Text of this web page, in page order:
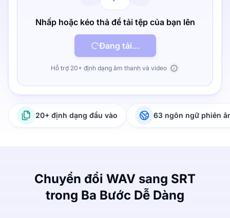
Nhấp hoặc kéo thả để tải tệp của bạn lên
Đang tải...
Hỗ trợ 20+ định dạng âm thanh và video
20+ định dạng đầu vào 63 ngôn ngữ phiên
Chuyển đổi WAV sang SRT
trong Ba Bước Dễ Dàng